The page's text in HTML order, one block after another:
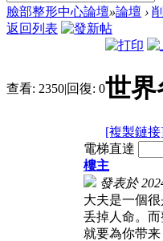
臉部整形中心論壇»論壇 ›
返回列表
查看: 2350|回復: 0世界
[複製鏈
電梯直達
樓主
發表於
大夫是一個
丢掉人命。
就要為你带